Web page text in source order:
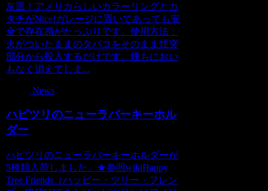
灰皿！アメリカらしいカラーリングとカ
タチがNice!ガレージに置いてあっても安
全で存在感がたっぷりです。使用方法：
火がついたままのタバコをそのまま煙突
部分から投入するだけです。煙もにおい
もなく消えてしま...
News
ハピツリのニューラバーキーホル
ダー
ハピツリのニューラバーキーホルダーが
5種類入荷しました。★参照wikiHappy
Tree Friends（ハッピー・ツリー・フレン